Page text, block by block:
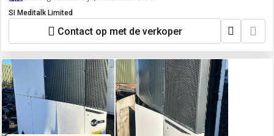
SI Meditalk Limited
Contact op met de verkoper